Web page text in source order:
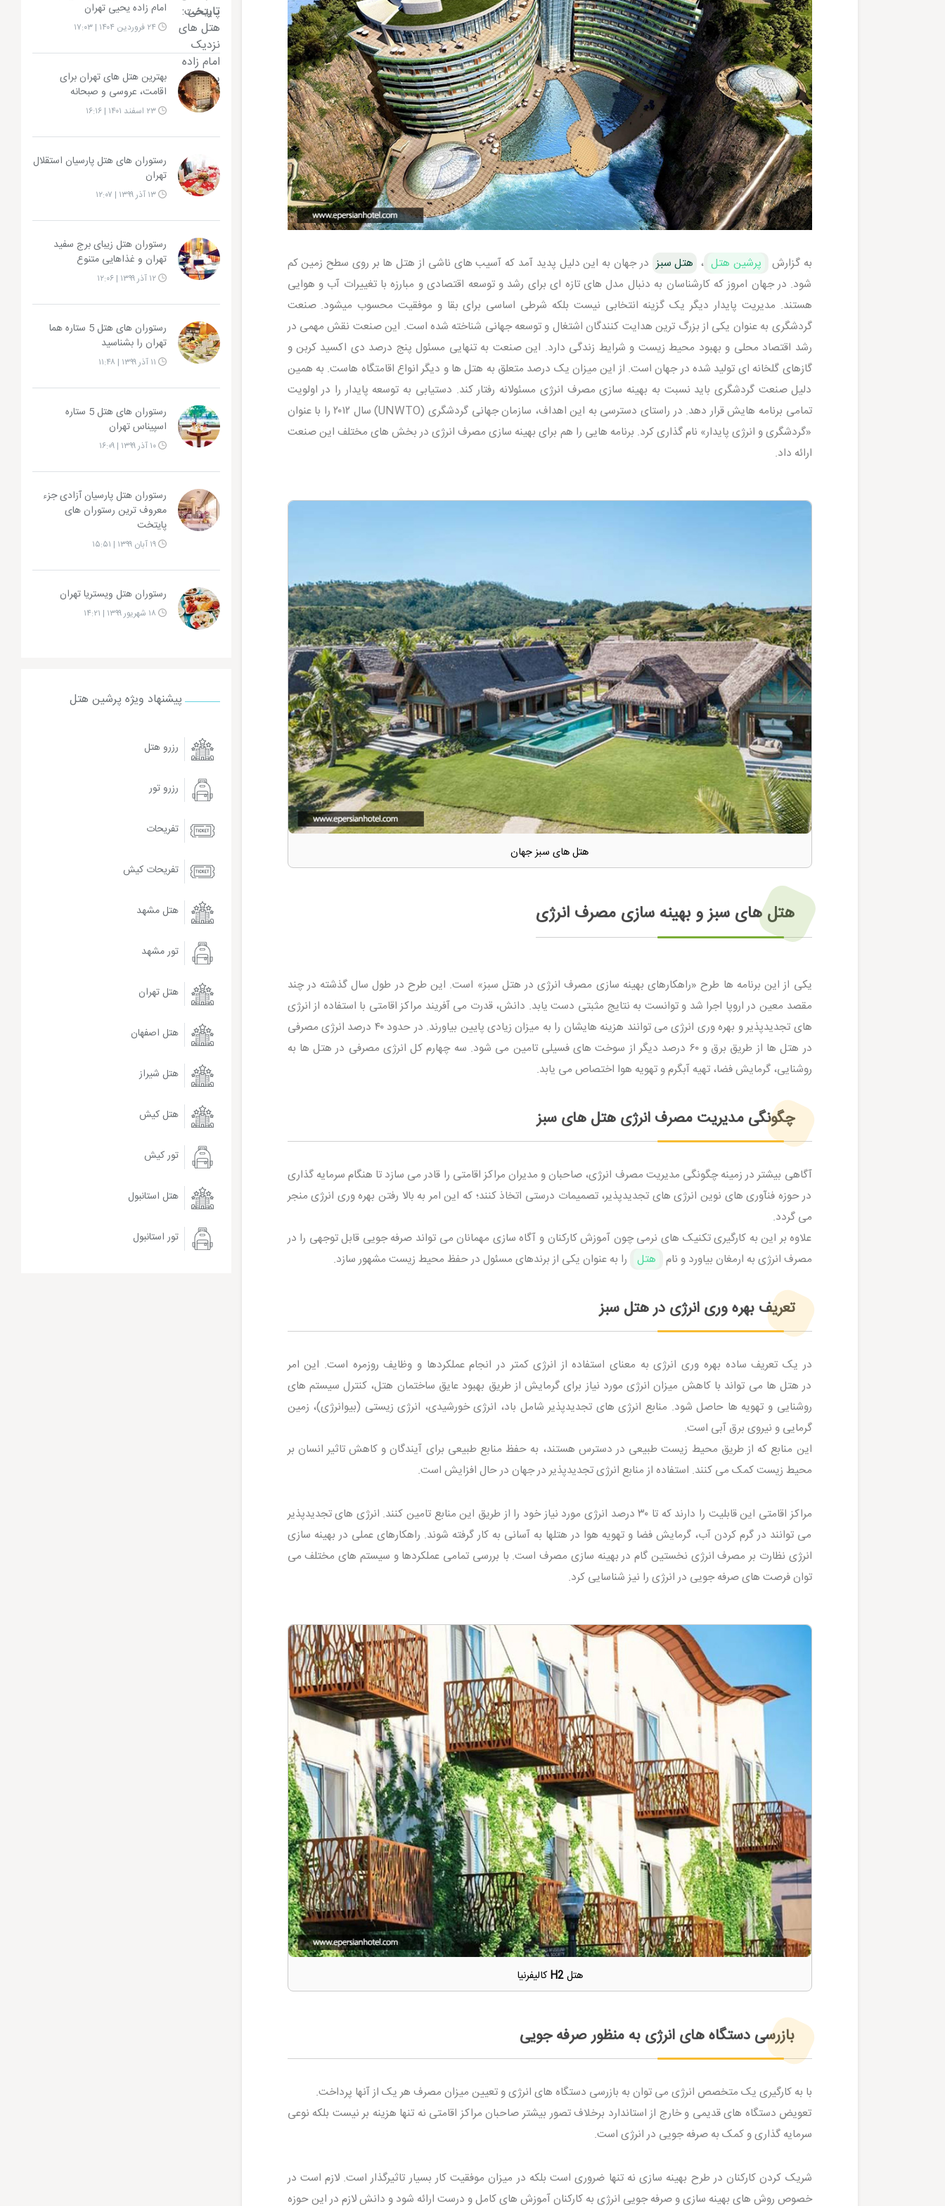
به گزارش پرشین هتل ، هتل سبز در جهان به این دلیل پدید آمد که آسیب های ناشی از هتل ها بر روی سطح زمین کم
شود. در جهان امروز که کارشناسان به دنبال مدل های تازه ای برای رشد و توسعه اقتصادی و مبارزه با تغییرات آب و هوایی
هستند. مدیریت پایدار دیگر یک گزینه انتخابی نیست بلکه شرطی اساسی برای بقا و موفقیت محسوب میشود. صنعت
گردشگری به عنوان یکی از بزرگ ترین هدایت کنندگان اشتغال و توسعه جهانی شناخته شده است. این صنعت نقش مهمی در
رشد اقتصاد محلی و بهبود محیط زیست و شرایط زندگی دارد. این صنعت به تنهایی مسئول پنج درصد دی اکسید کربن و
گازهای گلخانه ای تولید شده در جهان است. از این میزان یک درصد متعلق به هتل ها و دیگر انواع اقامتگاه هاست. به همین
دلیل صنعت گردشگری باید نسبت به بهینه سازی مصرف انرژی مسئولانه رفتار کند. دستیابی به توسعه پایدار را در اولویت
تمامی برنامه هایش قرار دهد. در راستای دسترسی به این اهداف، سازمان جهانی گردشگری (UNWTO) سال ۲۰۱۲ را با عنوان
«گردشگری و انرژی پایدار» نام گذاری کرد. برنامه هایی را هم برای بهینه سازی مصرف انرژی در بخش های مختلف این صنعت
ارائه داد.
هتل های سبز جهان
هتل های سبز و بهینه سازی مصرف انرژی
یکی از این برنامه ها طرح «راهکارهای بهینه سازی مصرف انرژی در هتل سبز» است. این طرح در طول سال گذشته در چند
مقصد معین در اروپا اجرا شد و توانست به نتایج مثبتی دست یابد. دانش، قدرت می آفریند مراکز اقامتی با استفاده از انرژی
های تجدیدپذیر و بهره وری انرژی می توانند هزینه هایشان را به میزان زیادی پایین بیاورند. در حدود ۴۰ درصد انرژی مصرفی
در هتل ها از طریق برق و ۶۰ درصد دیگر از سوخت های فسیلی تامین می شود. سه چهارم کل انرژی مصرفی در هتل ها به
روشنایی، گرمایش فضا، تهیه آبگرم و تهویه هوا اختصاص می یابد.
چگونگی مدیریت مصرف انرژی هتل های سبز
آگاهی بیشتر در زمینه چگونگی مدیریت مصرف انرژی، صاحبان و مدیران مراکز اقامتی را قادر می سازد تا هنگام سرمایه گذاری
در حوزه فنآوری های نوین انرژی های تجدیدپذیر، تصمیمات درستی اتخاذ کنند؛ که این امر به بالا رفتن بهره وری انرژی منجر
می گردد.
علاوه بر این به کارگیری تکنیک های نرمی چون آموزش کارکنان و آگاه سازی مهمانان می تواند صرفه جویی قابل توجهی را در
مصرف انرژی به ارمغان بیاورد و نام هتل را به عنوان یکی از برندهای مسئول در حفظ محیط زیست مشهور سازد.
تعریف بهره وری انرژی در هتل سبز
در یک تعریف ساده بهره وری انرژی به معنای استفاده از انرژی کمتر در انجام عملکردها و وظایف روزمره است. این امر
در هتل ها می تواند با کاهش میزان انرژی مورد نیاز برای گرمایش از طریق بهبود عایق ساختمان هتل، کنترل سیستم های
روشنایی و تهویه ها حاصل شود. منابع انرژی های تجدیدپذیر شامل باد، انرژی خورشیدی، انرژی زیستی (بیوانرژی)، زمین
گرمایی و نیروی برق آبی است.
این منابع که از طریق محیط زیست طبیعی در دسترس هستند، به حفظ منابع طبیعی برای آیندگان و کاهش تاثیر انسان بر
محیط زیست کمک می کنند. استفاده از منابع انرژی تجدیدپذیر در جهان در حال افزایش است.
مراکز اقامتی این قابلیت را دارند که تا ۳۰ درصد انرژی مورد نیاز خود را از طریق این منابع تامین کنند. انرژی های تجدیدپذیر
می توانند در گرم کردن آب، گرمایش فضا و تهویه هوا در هتلها به آسانی به کار گرفته شوند. راهکارهای عملی در بهینه سازی
انرژی نظارت بر مصرف انرژی نخستین گام در بهینه سازی مصرف است. با بررسی تمامی عملکردها و سیستم های مختلف می
توان فرصت های صرفه جویی در انرژی را نیز شناسایی کرد.
هتلH2کالیفرنیا
بازرسی دستگاه های انرژی به منظور صرفه جویی
با به کارگیری یک متخصص انرژی می توان به بازرسی دستگاه های انرژی و تعیین میزان مصرف هر یک از آنها پرداخت.
تعویض دستگاه های قدیمی و خارج از استاندارد برخلاف تصور بیشتر صاحبان مراکز اقامتی نه تنها هزینه بر نیست بلکه نوعی
سرمایه گذاری و کمک به صرفه جویی در انرژی است.
شریک کردن کارکنان در طرح بهینه سازی نه تنها ضروری است بلکه در میزان موفقیت کار بسیار تاثیرگذار است. لازم است در
خصوص روش های بهینه سازی و صرفه جویی انرژی به کارکنان آموزش های کامل و درست ارائه شود و دانش لازم در این حوزه
امام زاده یحیی تهران
بهترین هتل های تهران برای
اقامت، عروسی و صبحانه
۲۳ اسفند ۱۴۰۱ | ۱۶:۱۶
رستوران های هتل پارسیان استقلال
تهران
۱۳ آذر ۱۳۹۹ | ۱۲:۰۷
رستوران هتل زیبای برج سفید
تهران و غذاهایی متنوع
۱۲ آذر ۱۳۹۹ | ۱۲:۰۶
رستوران های هتل 5 ستاره هما
تهران را بشناسید
رستوران های هتل 5 ستاره
اسپیناس تهران
۱۰ آذر ۱۳۹۹ | ۱۶:۰۹
رستوران هتل پارسیان آزادی جزء
معروف ترین رستوران های
پایتخت
۱۹ آبان ۱۳۹۹ | ۱۵:۵۱
رستوران هتل ویستریا تهران
پیشنهاد ویژه پرشین هتل
رزرو هتل
رزرو تور
تفریحات
تفریحات کیش
هتل مشهد
تور مشهد
هتل تهران
هتل اصفهان
هتل شیراز
هتل کیش
تور کیش
هتل استانبول
تور استانبول